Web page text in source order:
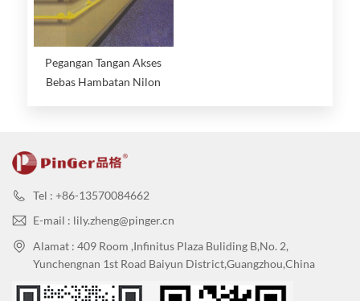
Pegangan Tangan Akses
Bebas Hambatan Nilon
Tel : +86-13570084662
E-mail : lily.zheng@pinger.cn
Alamat : 409 Room ,Infinitus Plaza Buliding B,No. 2,
Yunchengnan 1st Road Baiyun District,Guangzhou,China